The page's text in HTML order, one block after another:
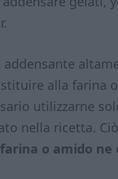
addensante
alla farina
utilizzarne
nella ricetta.
o amido ne